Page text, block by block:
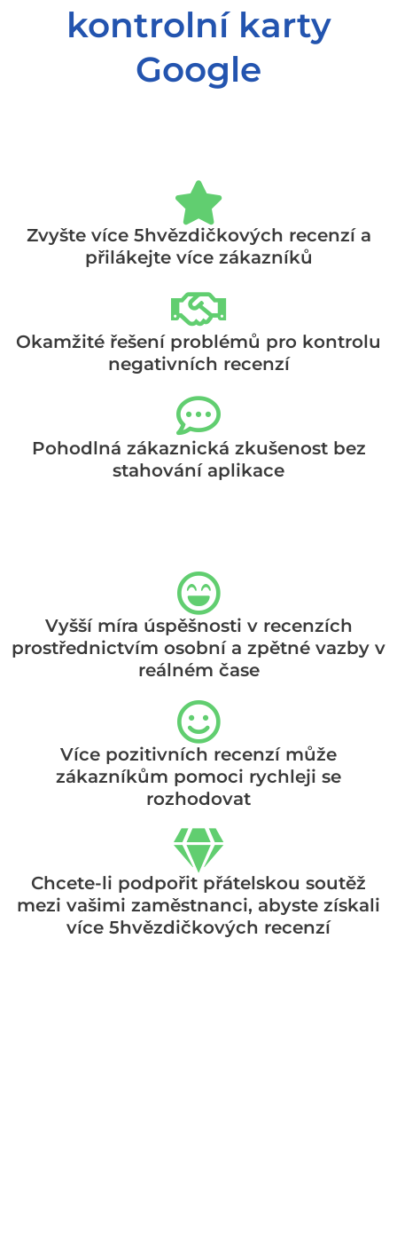
kontrolní karty
Google
Zvyšte více 5hvězdičkových recenzí a
přilákejte více zákazníků
Okamžité řešení problémů pro kontrolu
negativních recenzí
Pohodlná zákaznická zkušenost bez
stahování aplikace
Vyšší míra úspěšnosti v recenzích
prostřednictvím osobní a zpětné vazby v
reálném čase
Více pozitivních recenzí může
zákazníkům pomoci rychleji se
rozhodovat
Chcete-li podpořit přátelskou soutěž
mezi vašimi zaměstnanci, abyste získali
více 5hvězdičkových recenzí